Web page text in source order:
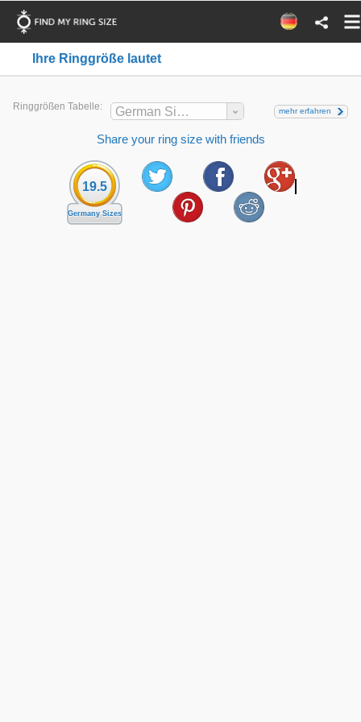
Ihre Ringgröße lautet
Ringgrößen Tabelle: German Sizes mehr erfahren
Share your ring size with friends
19.5
Germany Sizes